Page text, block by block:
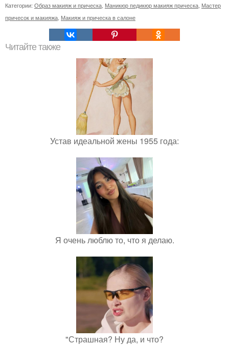
Категории: Образ макияж и прическа Маникюр педикюр макияж прическа Мастер
причесок и макияжа Макияж и прическа в салоне
Читайте также
Устав идеальной жены 1955 года:
Я очень люблю то, что я делаю.
"Страшная? Ну да, и что?